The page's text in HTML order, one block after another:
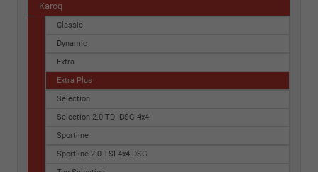
Karoq
Classic
Dynamic
Extra
Extra Plus
Selection
Selection 2.0 TDI DSG 4x4
Sportline
Sportline 2.0 TSI 4x4 DSG